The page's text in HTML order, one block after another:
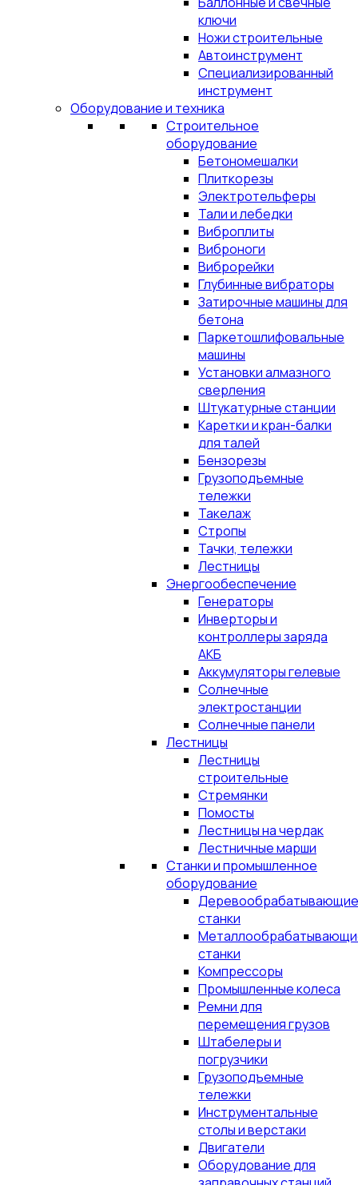
ключи
Ножи строительные
Автоинструмент
Специализированный
инструмент
Оборудование и техника
Строительное
оборудование
Бетономешалки
Плиткорезы
Электротельферы
Тали и лебедки
Виброплиты
Виброноги
Виброрейки
Глубинные вибраторы
Затирочные машины для
бетона
Паркетошлифовальные
машины
Установки алмазного
сверления
Штукатурные станции
Каретки и кран-балки
для талей
Бензорезы
Грузоподъемные
тележки
Такелаж
Стропы
Тачки, тележки
Лестницы
Энергообеспечение
Генераторы
Инверторы и
контроллеры заряда
АКБ
Аккумуляторы гелевые
Солнечные
электростанции
Солнечные панели
Лестницы
Лестницы
строительные
Стремянки
Помосты
Лестницы на чердак
Лестничные марши
Станки и промышленное
оборудование
Деревообрабатывающие
станки
станки
Компрессоры
Промышленные колеса
Ремни для
перемещения грузов
Штабелеры и
погрузчики
Грузоподъемные
тележки
Инструментальные
столы и верстаки
Двигатели
Оборудование для